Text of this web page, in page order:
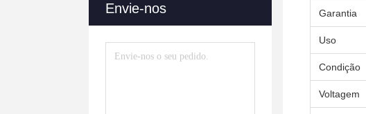
Envie-nos Garantia
Uso
Condição
Voltagem